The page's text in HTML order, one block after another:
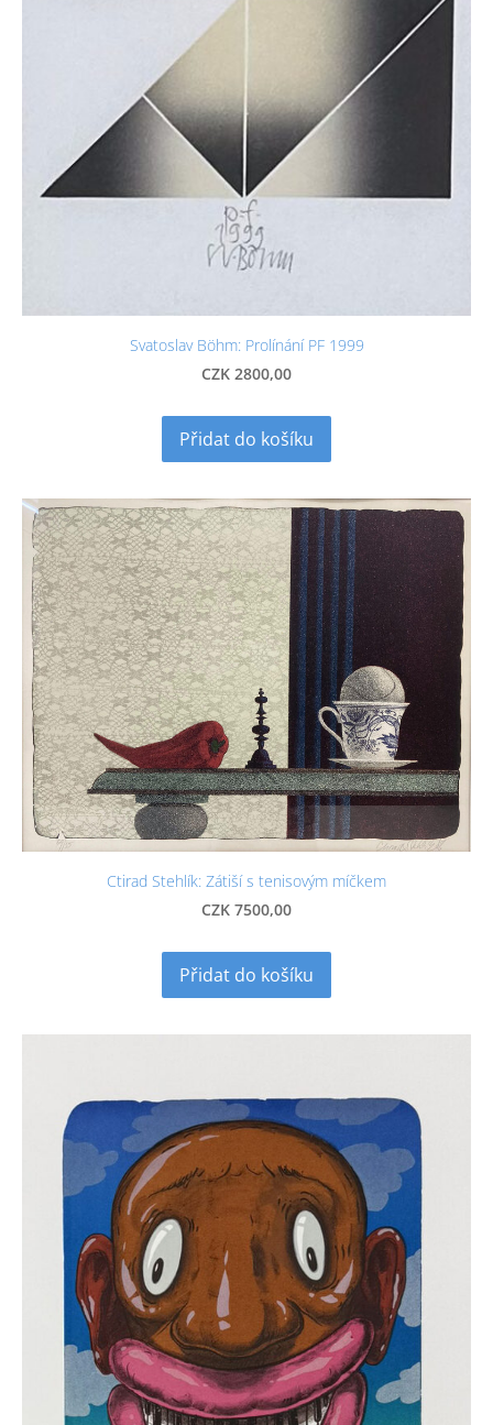
Svatoslav Böhm: Prolínání PF 1999
CZK 2800,00
Přidat do košíku
Ctirad Stehlík: Zátiší s tenisovým míčkem
CZK 7500,00
Přidat do košíku